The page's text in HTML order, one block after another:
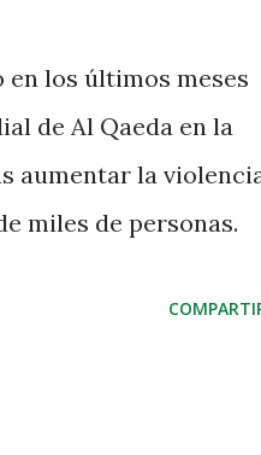
en los últimos meses
de Al Qaeda en la
aumentar la
miles de personas.